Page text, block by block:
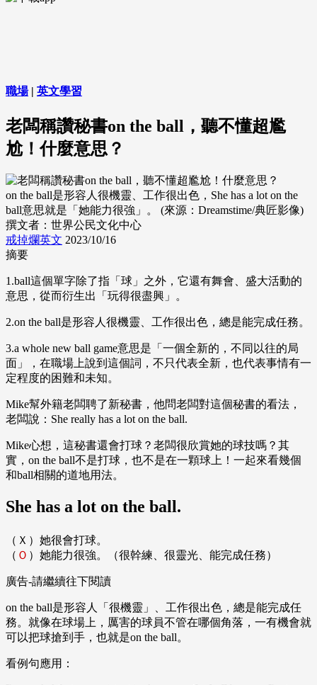
職場| 英文學習
老闆稱讚秘書on the ball，聽不懂超尷
尬！什麼意思？
on the ball是形容人很機靈、工作很出色，She has a lot on the
ball意思就是「她能力很強」。 (來源：Dreamstime/典匠影像)
撰文者：世界公民文化中心
戒掉爛英文 2023/10/16
摘要
1.ball這個單字除了指「球」之外，它還有舞會、盛大活動的
意思，從而衍生出「玩得很盡興」。
2.on the ball是形容人很機靈、工作很出色，總是能完成任務。
3.a whole new ball game意思是「一個全新的，不同以往的局
面」，在職場上說到這個詞，不只代表全新，也代表事情有一
定程度的困難和未知。
Mike幫外籍老闆聘了新秘書，他問老闆對這個秘書的看法，
老闆說：She really has a lot on the ball.
Mike心想，這秘書還會打球？老闆很欣賞她的球技嗎？其
實，on the ball不是打球，也不是在一顆球上！一起來看幾個
和ball相關的道地用法。
She has a lot on the ball.
（Ｘ）她很會打球。
（ Ｏ ）她能力很強。（很幹練、很靈光、能完成任務）
廣告-請繼續往下閱讀
on the ball是形容人「很機靈」、工作很出色，總是能完成任
務。就像在球場上，厲害的球員不管在哪個角落，一有機會就
可以把球搶到手，也就是on the ball。
看例句應用：